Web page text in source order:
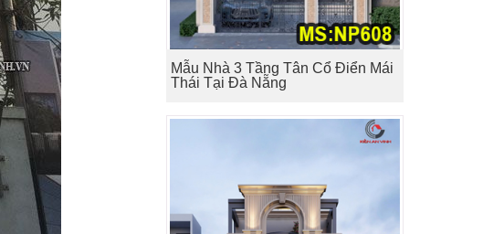
Mẫu Nhà 3 Tầng Tân Cổ Điển Mái
Thái Tại Đà Nẵng